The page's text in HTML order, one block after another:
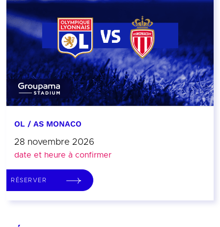
OL / AS MONACO
28 novembre 2026
date et heure à confirmer
RÉSERVER